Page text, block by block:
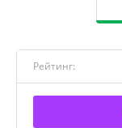
Рейтинг: